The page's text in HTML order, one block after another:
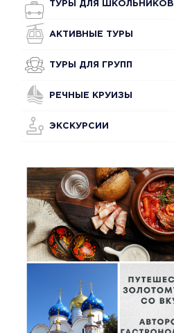
ТУРЫ ДЛЯ ШКОЛЬНИКОВ
АКТИВНЫЕ ТУРЫ
ТУРЫ ДЛЯ ГРУПП
РЕЧНЫЕ КРУИЗЫ
ЭКСКУРСИИ